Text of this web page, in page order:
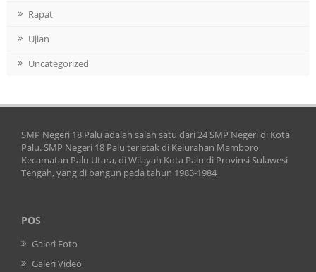
Rapat
Ujian
Uncategorized
SMP Negeri 18 Palu adalah salah satu dari 24 SMP Negeri di Kota
Palu. SMP Negeri 18 Palu terletak di Kelurahan Mamboro
Kecamatan Palu Utara, di Wilayah Kota Palu di Provinsi Sulawesi
Tengah, yang di bangun pada tahun 1983-1984
POS
Galeri Foto
Galeri Video